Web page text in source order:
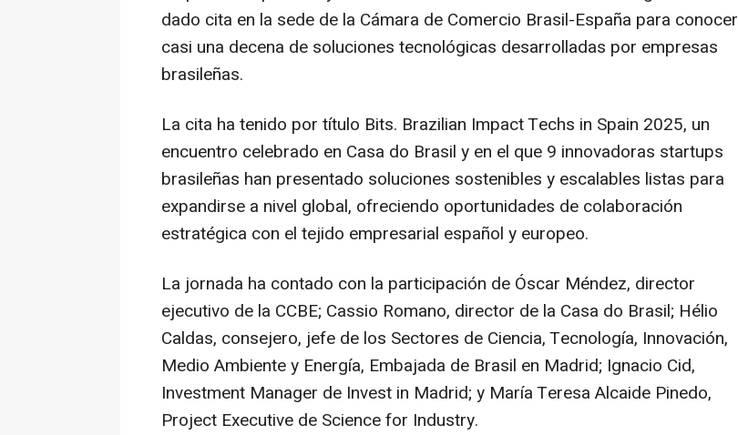
dado cita en la sede de la Cámara de Comercio Brasil-España para conocer
casi una decena de soluciones tecnológicas desarrolladas por empresas
brasileñas.
La cita ha tenido por título Bits. Brazilian Impact Techs in Spain 2025, un
encuentro celebrado en Casa do Brasil y en el que 9 innovadoras startups
brasileñas han presentado soluciones sostenibles y escalables listas para
expandirse a nivel global, ofreciendo oportunidades de colaboración
estratégica con el tejido empresarial español y europeo.
La jornada ha contado con la participación de Óscar Méndez, director
ejecutivo de la CCBE; Cassio Romano, director de la Casa do Brasil; Hélio
Caldas, consejero, jefe de los Sectores de Ciencia, Tecnología, Innovación,
Medio Ambiente y Energía, Embajada de Brasil en Madrid; Ignacio Cid,
Investment Manager de Invest in Madrid; y María Teresa Alcaide Pinedo,
Project Executive de Science for Industry.